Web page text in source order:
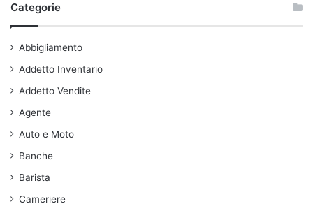
Categorie
Abbigliamento
Addetto Inventario
Addetto Vendite
Agente
Auto e Moto
Banche
Barista
Cameriere